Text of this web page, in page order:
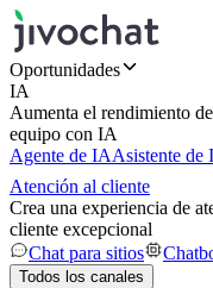
Oportunidades
IA
Aumenta el rendimiento
equipo con IA
Agente de IAAsistente de
Atención al cliente
Crea una experiencia de
cliente excepcional
Chat para sitios
Todos los canales